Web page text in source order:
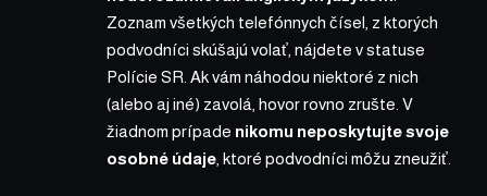
Zoznam všetkých telefónnych čísel, z ktorých
podvodníci skúšajú volať, nájdete v statuse
Polície SR . Ak vám náhodou niektoré z nich
(alebo aj iné) zavolá, hovor rovno zrušte. V
žiadnom prípade nikomu neposkytujte svoje
osobné údaje , ktoré podvodníci môžu zneužiť.